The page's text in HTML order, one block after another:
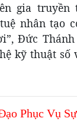
gia truyền
nhân tạo
Đức Thánh
kỹ thuật số
Phục Vụ